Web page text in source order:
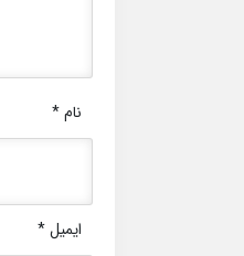
نام*
ایمیل*